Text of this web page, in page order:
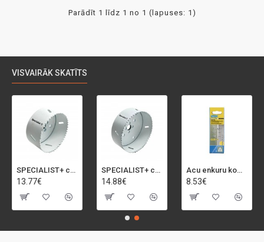
Parādīt 1 līdz 1 no 1 (lapuses: 1)
VISVAIRĀK SKATĪTS
SPECIALIST+ caurumu zāģis BI-METAL, 92 mm
13.77€
SPECIALIST+ caurumu zāģis BI-METAL, 98 mm
14.88€
Acu enkuru komplekts, 3-13 mm, Rapid, 12 gab.
8.53€